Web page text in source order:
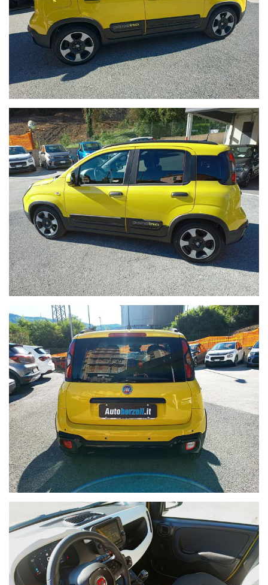
usata.
N.B: Qualora fossero presenti imprecisioni causate dalla non
uniformità dei dati pubblicati dai diversi portali, o dal
nostro sito internet, invitiamo a verificare le caratteristiche
dello specifico veicolo presso la nostra rete vendita .
Fedeli ai nostri valori di Onestà e Chiarezza controlliamo e
certifichiamo i km di ogni auto in vendita nel nostro
autosalone, con la possibilità di accesso a storici interventi
manutenzione e fatture ( nel caso fossero presenti )
.Evidenziamo il chilometraggio dell'auto nella fattura di
acquisto e per tutelare meglio il futuro cliente facciamo
indicare e sottoscrivere sull'atto di vendita al momento del
consegna dal precedente proprietario i chilometri .
I prezzi indicati sul nostro sito , possono variare a seconda
della campagna in essere di casa madre , in base ai requisiti
dei clienti
Tutto questo per dare ulteriore segno di trasparenza a tutti
i nostri clienti